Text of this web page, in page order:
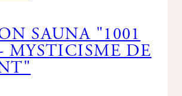
SAUNA "1001
MYSTICISME DE